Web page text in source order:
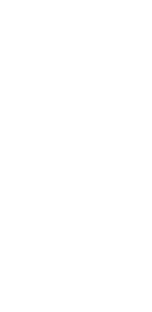
参观
参观
参观